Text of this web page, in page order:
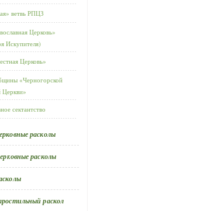
ветвь РПЦЗ
Церковь»
Искупителя)
Церковь»
«Черногорской
Церкви»
сектантство
расколы
расколы
раскол